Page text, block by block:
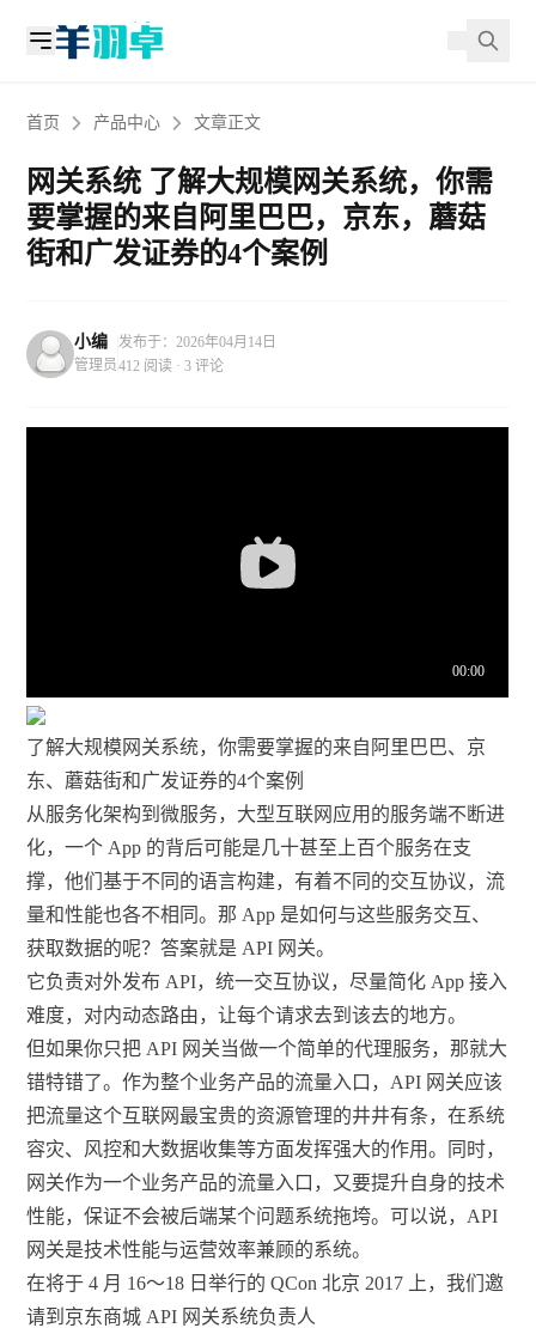
首页 产品中心 文章正文
网关系统 了解大规模网关系统，你需
要掌握的来自阿里巴巴，京东，蘑菇
街和广发证券的4个案例
小编
管理员
发布于：2026年04月14日
412 阅读 · 3 评论
了解大规模网关系统，你需要掌握的来自阿里巴巴、京
东、蘑菇街和广发证券的4个案例
从服务化架构到微服务，大型互联网应用的服务端不断进
化，一个 App 的背后可能是几十甚至上百个服务在支
撑，他们基于不同的语言构建，有着不同的交互协议，流
量和性能也各不相同。那 App 是如何与这些服务交互、
获取数据的呢？答案就是 API 网关。
它负责对外发布 API，统一交互协议，尽量简化 App 接入
难度，对内动态路由，让每个请求去到该去的地方。
但如果你只把 API 网关当做一个简单的代理服务，那就大
错特错了。作为整个业务产品的流量入口，API 网关应该
把流量这个互联网最宝贵的资源管理的井井有条，在系统
容灾、风控和大数据收集等方面发挥强大的作用。同时，
网关作为一个业务产品的流量入口，又要提升自身的技术
性能，保证不会被后端某个问题系统拖垮。可以说，API
网关是技术性能与运营效率兼顾的系统。
在将于 4 月 16～18 日举行的 QCon 北京 2017 上，我们邀
请到京东商城 API 网关系统负责人